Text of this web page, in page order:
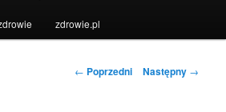
zdrowie.pl
Nawigacja
← Poprzedni Następny →